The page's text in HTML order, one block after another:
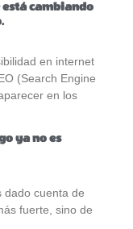
está cambiando
en internet
(Search Engine
en los
ya no es
dado cuenta de
fuerte, sino de